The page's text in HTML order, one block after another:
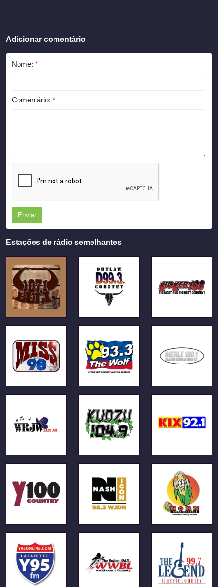
Adicionar comentário
Nome: *
Comentário: *
Enviar
Estações de rádio semelhantes